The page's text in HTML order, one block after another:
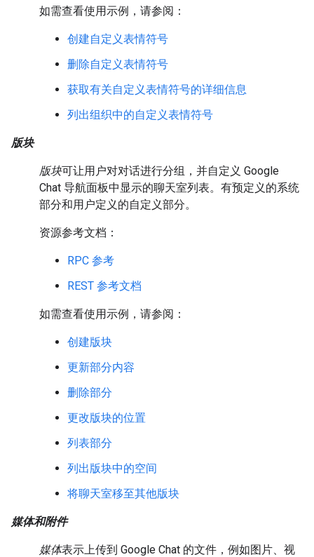
如需查看使用示例，请参阅：
创建自定义表情符号
删除自定义表情符号
获取有关自定义表情符号的详细信息
列出组织中的自定义表情符号
版块
版块可让用户对对话进行分组，并自定义 Google
Chat 导航面板中显示的聊天室列表。有预定义的系统
部分和用户定义的自定义部分。
资源参考文档：
RPC 参考
REST 参考文档
如需查看使用示例，请参阅：
创建版块
更新部分内容
删除部分
更改版块的位置
列表部分
列出版块中的空间
将聊天室移至其他版块
媒体和附件
媒体表示上传到 Google Chat 的文件，例如图片、视